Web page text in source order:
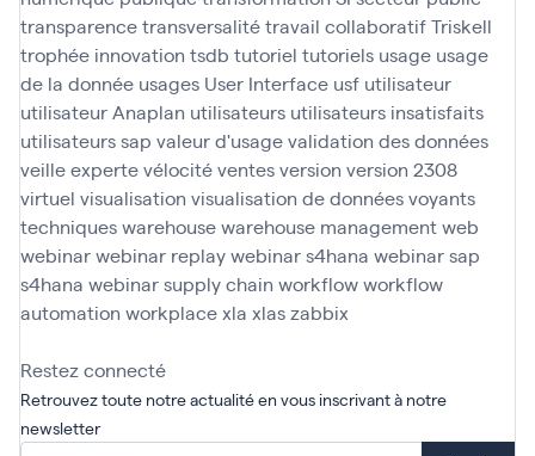
transparencetransversalitétravail collaboratifTriskell
trophée innovation tsdb tutoriel tutoriels usage usage
de la donnée usages User Interface usf utilisateur
utilisateur Anaplan utilisateurs utilisateurs insatisfaits
utilisateurs sap valeur d'usagevalidation des données
veille expertevélocitéventesversion version 2308
virtuel visualisation visualisation de donnéesvoyants
techniqueswarehousewarehouse managementweb
webinarwebinar replaywebinar s4hana webinar sap
s4hana webinar supply chain workflowworkflow
automation workplacexla xlaszabbix
Restez connecté
Retrouvez toute notre actualité en vous inscrivant à notre
newsletter